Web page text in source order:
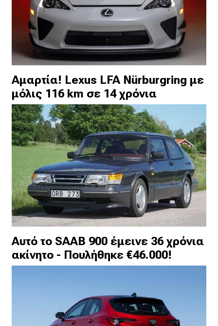
Αμαρτία! Lexus LFA Nürburgring με
μόλις 116 km σε 14 χρόνια
Αυτό το SAAB 900 έμεινε 36 χρόνια
ακίνητο - Πουλήθηκε €46.000!